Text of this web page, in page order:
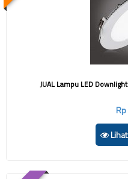
JUAL Lampu LED
Lihat